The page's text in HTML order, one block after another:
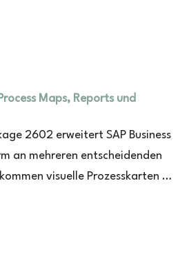
Maps, Reports und
2602 erweitert SAP Business
an mehreren entscheidenden
visuelle Prozesskarten …